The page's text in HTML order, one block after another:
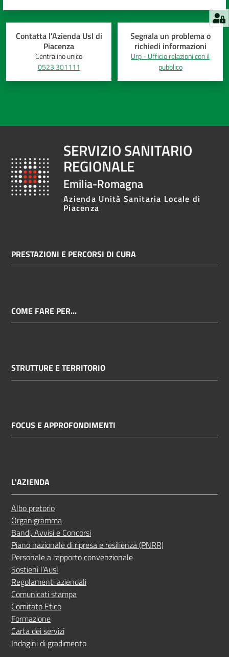
Contatta l'Azienda Usl di
Piacenza
Centralino unico
0523.301111
Segnala un problema o
richiedi informazioni
Urp - Ufficio relazioni con il
pubblico
SERVIZIO SANITARIO
REGIONALE
Emilia-Romagna
Azienda Unità Sanitaria Locale di
Piacenza
PRESTAZIONI E PERCORSI DI CURA
COME FARE PER...
STRUTTURE E TERRITORIO
FOCUS E APPROFONDIMENTI
L'AZIENDA
Albo pretorio
Organigramma
Bandi, Avvisi e Concorsi
Piano nazionale di ripresa e resilienza (PNRR)
Personale a rapporto convenzionale
Sostieni l’Ausl
Regolamenti aziendali
Comunicati stampa
Comitato Etico
Formazione
Carta dei servizi
Indagini di gradimento